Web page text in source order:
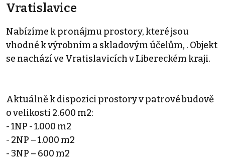
Vratislavice
Nabízíme k pronájmu prostory, které jsou
vhodné k výrobním a skladovým účelům, . Objekt
se nachází ve Vratislavicích v Libereckém kraji.
Aktuálně k dispozici prostory v patrové budově
o velikosti 2.600 m2:
- 1NP - 1.000 m2
- 2NP – 1.000 m2
- 3NP – 600 m2